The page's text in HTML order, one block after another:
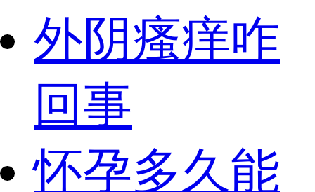
外阴瘙痒咋
回事
怀孕多久能